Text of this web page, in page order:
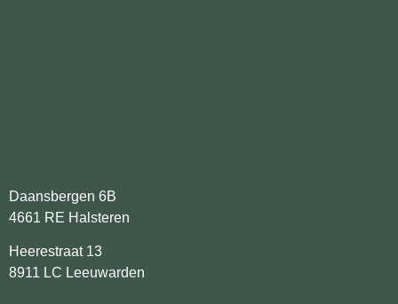
Daansbergen 6B
4661 RE Halsteren
Heerestraat 13
8911 LC Leeuwarden